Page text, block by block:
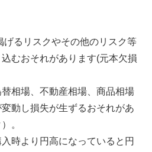
げるリスクやその他のリスク等
むおそれがあります(元本欠損
相場、不動産相場、商品相場
動し損失が生ずるおそれがあ
。
時より円高になっていると円